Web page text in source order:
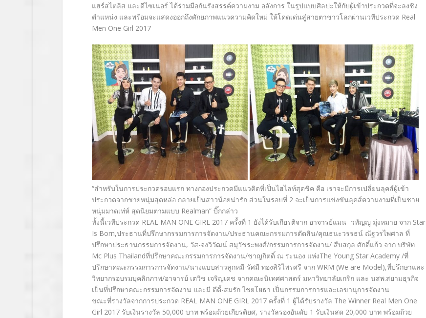
แฮร์สไตลิส และดีไซเนอร์ ได้ร่วมมือกันรังสรรค์ความงาม อลังการ ในรูปแบบศิลปะให้กับผู้เข้าประกวดที่จะลงชิง
ตำแหน่ง และพร้อมจะแสดงออกถึงศักยภาพแนวความคิดใหม่ ให้โดดเด่นสู่สายตาชาวโลกผ่านเวทีประกวด Real
Men One Girl 2017
“สำหรับในการประกวดรอบแรก ทางกองประกวดมีแนวคิดที่เป็นไฮไลท์สุดชิค คือ เราจะมีการเปลี่ยนลุคส์ผู้เข้า
ประกวดจากชายหนุ่มสุดหล่อ กลายเป็นสาวน้อยน่ารัก ส่วนในรอบที่ 2 จะเป็นการแข่งขันลุคส์ความงามที่เป็นชาย
หนุ่มมาดเท่ห์ สุดนิยมตามแบบ Realman” บิ๊กกล่าว
ทั้งนี้เวทีประกวด REAL MAN ONE GIRL 2017 ครั้งที่ 1 ยังได้รับเกียรติจาก อาจารย์แมน- วทัญญู มุ่งหมาย จาก Star
Is Born,ประธานที่ปรึกษากรรมการการจัดงาน/ประธานคณะกรรมการตัดสิน/คุณธนะวรรธน์ ณัฐวรไพศาล ที่
ปรึกษาประธานกรรมการจัดงาน, วัส-จงวิวัฒน์ สมุวัชระพงศ์/กรรมการการจัดงาน/ สืบสกุล ศักดิ์แก้ว จาก บริษัท
Mc Plus Thailandที่ปรึกษาคณะกรรมการการจัดงาน/ชาญกิตติ์ ณ ระนอง แห่งThe Young Star Academy /ที่
ปรึกษาคณะกรรมการการจัดงาน/นางแบบสาวลูกหมี-รัศมี ทองสิริไพรศรี จาก WRM (We are Model),ที่ปรึกษาและ
วิทยากรอบรมบุคลิกภาพ/อาจารย์ เตวิช เจริญเดช จากคณะนิเทศศาสตร์ มหาวิทยาลัยเกริก และ นสพ.สยามธุรกิจ
เป็นที่ปรึกษาคณะกรรมการจัดงาน และมี ตีตี้-สมรัก ไชยโยธา เป็นกรรมการการและเลขานุการจัดงาน
ขณะที่รางวัลจากการประกวด REAL MAN ONE GIRL 2017 ครั้งที่ 1 ผู้ได้รับรางวัล The Winner Real Men One
Girl 2017 รับเงินรางวัล 50,000 บาท พร้อมถ้วยเกียรติยศ, รางวัลรองอันดับ 1 รับเงินสด 20,000 บาท พร้อมถ้วย